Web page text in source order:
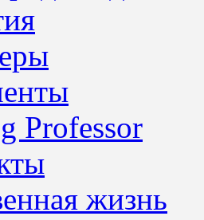
Professor
жизнь